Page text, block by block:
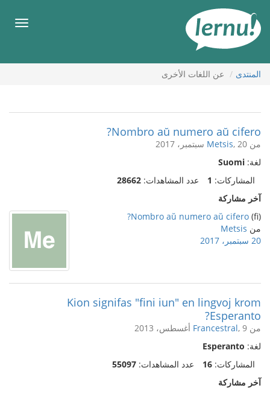
المحتويات
قائمة
المنتدى عن اللغات الأخرى
Nombro aŭ numero aŭ cifero?
من Metsis, 20 سبتمبر، 2017
لغة: Suomi
المشاركات: 1 عدد المشاهدات: 28662
آخر مشاركة
(fi)
Nombro aŭ numero aŭ cifero?
من Metsis
20 سبتمبر، 2017
Kion signifas "fini iun" en lingvoj krom
Esperanto?
من Francestral, 9 أغسطس، 2013
لغة: Esperanto
المشاركات: 16 عدد المشاهدات: 55097
آخر مشاركة